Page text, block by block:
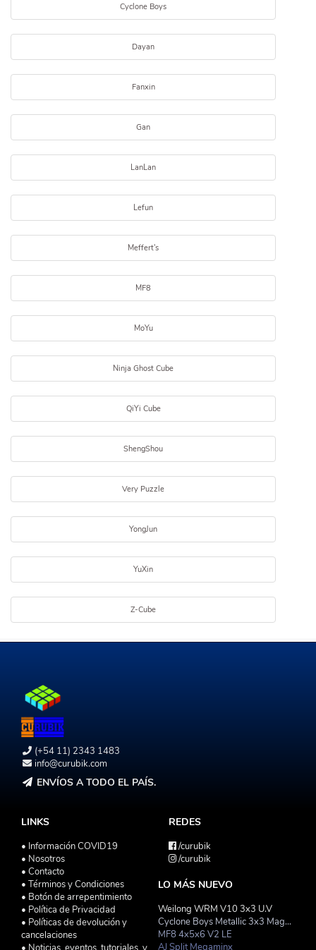
Cyclone Boys
Dayan
Fanxin
Gan
LanLan
Lefun
Meffert's
MF8
MoYu
Ninja Ghost Cube
QiYi Cube
ShengShou
Very Puzzle
YongJun
YuXin
Z-Cube
(+54 11) 2343 1483
info@curubik.com
ENVÍOS A TODO EL PAÍS.
LINKS
• Información COVID19
• Nosotros
• Contacto
• Términos y Condiciones
• Botón de arrepentimiento
• Política de Privacidad
• Políticas de devolución y
cancelaciones
REDES
/curubik
/curubik
LO MÁS NUEVO
Weilong WRM V10 3x3 U.V
Cyclone Boys Metallic 3x3 Magnetico Macaron
MF8 4x5x6 V2 LE
AJ Split Megaminx